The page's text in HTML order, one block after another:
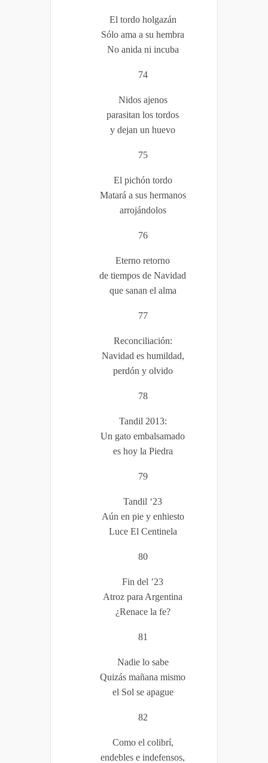
El tordo holgazán
Sólo ama a su hembra
No anida ni incuba
74
Nidos ajenos
parasitan los tordos
y dejan un huevo
75
El pichón tordo
Matará a sus hermanos
arrojándolos
76
Eterno retorno
de tiempos de Navidad
que sanan el alma
77
Reconciliación:
Navidad es humildad,
perdón y olvido
78
Tandil 2013:
Un gato embalsamado
es hoy la Piedra
79
Tandil ‘23
Aún en pie y enhiesto
Luce El Centinela
80
Fin del ’23
Atroz para Argentina
¿Renace la fe?
81
Nadie lo sabe
Quizás mañana mismo
el Sol se apague
82
Como el colibrí,
endebles e indefensos,